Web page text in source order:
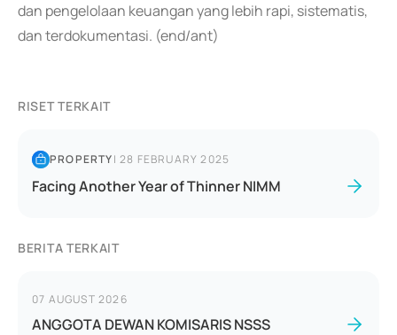
dan pengelolaan keuangan yang lebih rapi, sistematis,
dan terdokumentasi. (end/ant)
RISET TERKAIT
PROPERTY|28 FEBRUARY 2025
Facing Another Year of Thinner NIMM
BERITA TERKAIT
07 AUGUST 2026
ANGGOTA DEWAN KOMISARIS NSSS